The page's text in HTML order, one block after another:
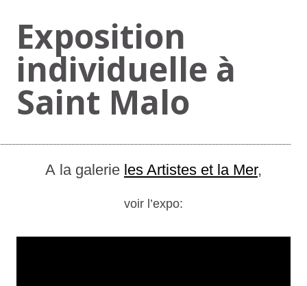
Exposition
individuelle à
Saint Malo
A la galerie les Artistes et la Mer,
voir l’expo: